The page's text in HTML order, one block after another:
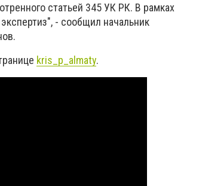
статьей 345 УК РК. В рамках
- сообщил начальник
kris p almaty.